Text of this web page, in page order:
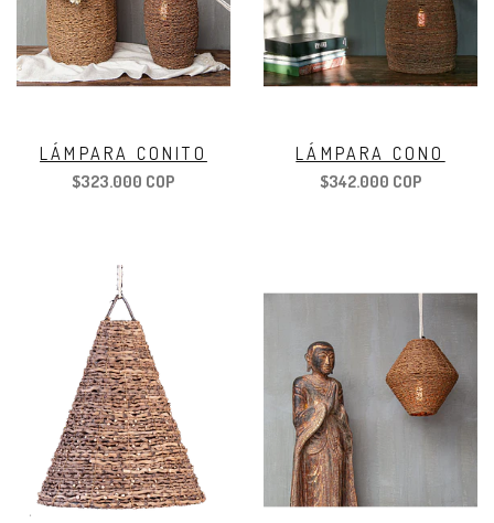
LÁMPARA CONITO
$323.000 COP
LÁMPARA CONO
$342.000 COP